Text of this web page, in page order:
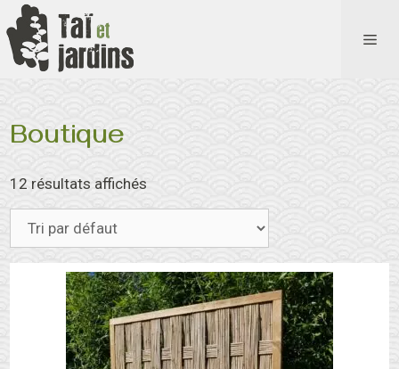
Aller
au
contenu
Boutique
12 résultats affichés